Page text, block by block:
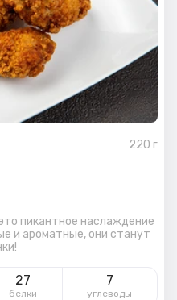
220 г
пикантное наслаждение
и ароматные, они станут
27
белки
7
углеводы